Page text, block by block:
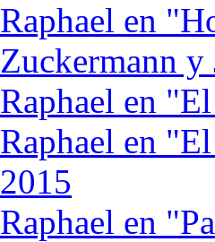
Raphael en
Zuckermann
Raphael en
Raphael en
2015
Raphael en